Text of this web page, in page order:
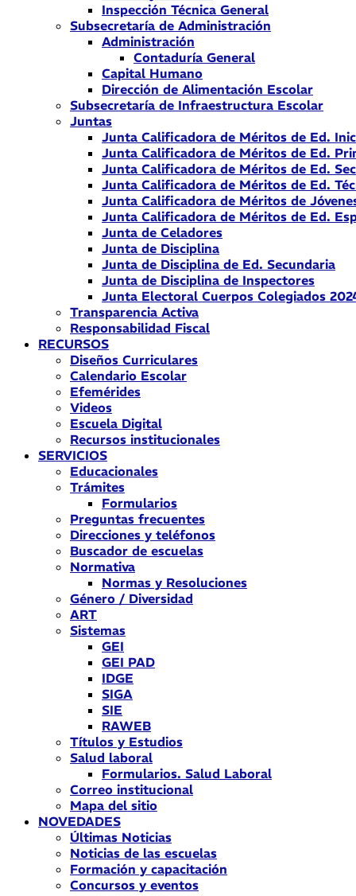
Inspección Técnica General
Subsecretaría de Administración
Administración
Contaduría General
Capital Humano
Dirección de Alimentación Escolar
Subsecretaría de Infraestructura Escolar
Juntas
Junta Calificadora de Méritos de Ed.
Junta Calificadora de Méritos de Ed.
Junta Calificadora de Méritos de Ed.
Junta Calificadora de Méritos de Ed.
Junta Calificadora de Méritos de
Junta Calificadora de Méritos de Ed.
Junta de Celadores
Junta de Disciplina
Junta de Disciplina de Ed. Secundaria
Junta de Disciplina de Inspectores
Junta Electoral Cuerpos Colegiados
Transparencia Activa
Responsabilidad Fiscal
RECURSOS
Diseños Curriculares
Calendario Escolar
Efemérides
Videos
Escuela Digital
Recursos institucionales
SERVICIOS
Educacionales
Trámites
Formularios
Preguntas frecuentes
Direcciones y teléfonos
Buscador de escuelas
Normativa
Normas y Resoluciones
Género / Diversidad
ART
Sistemas
GEI
GEI PAD
IDGE
SIGA
SIE
RAWEB
Títulos y Estudios
Salud laboral
Formularios. Salud Laboral
Correo institucional
Mapa del sitio
NOVEDADES
Últimas Noticias
Noticias de las escuelas
Formación y capacitación
Concursos y eventos